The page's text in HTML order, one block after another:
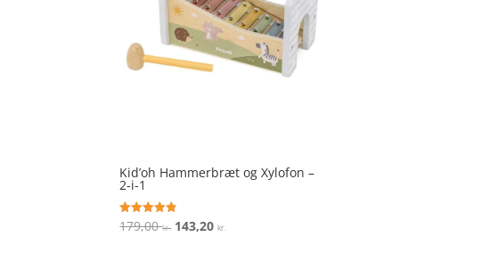
Kid’oh Hammerbræt og Xylofon –
2-i-1
Vurderet
4.8
179,00kr. Den
143,20kr.